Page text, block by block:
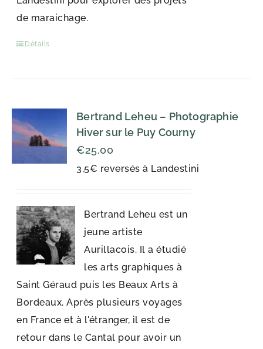
de maraichage.
Détails
Bertrand Leheu – Photographie
Hiver sur le Puy Courny
3,5€ reversés à Landestini
€25,00
Bertrand Leheu est un
jeune artiste
Aurillacois. Il a étudié
les arts graphiques à
Saint Géraud puis les Beaux Arts à
Bordeaux. Après plusieurs voyages
en France et à l'étranger, il est de
retour dans le Cantal pour avoir un